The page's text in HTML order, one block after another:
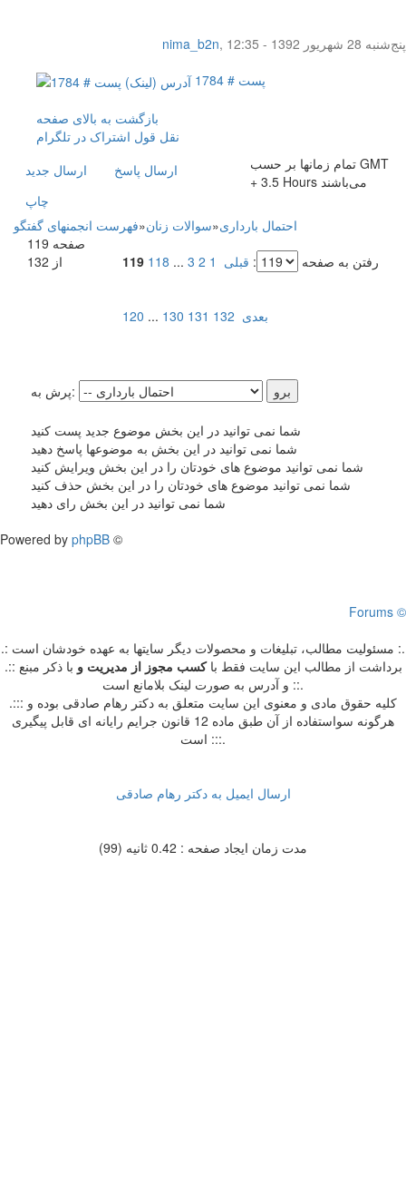
nima_b2n,
پنج‌شنبه 28 شهریور 1392 - 12:35
پست # 1784
بازگشت به بالای صفحه
نقل قول اشتراک در تلگرام
ارسال جديد
ارسال پاسخ
چاپ
تمام زمانها بر حسب GMT
+ 3.5 Hours می‌باشند
فهرست انجمنهای گفتگو»سوالات زنان»احتمال بارداری
صفحه 119
از 132
رفتن به صفحه : قبلی 1
2
3
...
118
119
120 ... 130 131 132 بعدی
پرش به:
شما نمی توانید در این بخش موضوع جدید پست کنید
شما نمی توانید در این بخش به موضوعها پاسخ دهید
شما نمی توانید موضوع های خودتان را در این بخش ویرایش کنید
شما نمی توانید موضوع های خودتان را در این بخش حذف کنید
شما نمی توانید در این بخش رای دهید
Powered by phpBB ©
Forums ©
.: مسئوليت مطالب، تبليغات و محصولات ديگر سايتها به عهده خودشان است :.
.:: برداشت از مطالب اين سايت فقط باکسب مجوز از مدیریت و با ذکر مبنع
و آدرس به صورت لینک بلامانع است ::.
.::: کلیه حقوق مادی و معنوی این سایت متعلق به دکتر رهام صادقی بوده و
هرگونه سواستفاده از آن طبق ماده 12 قانون جرایم رایانه ای قابل پیگیری
است :::.
ارسال ایمیل به دکتر رهام صادقی
مدت زمان ایجاد صفحه : 0.42 ثانیه (99)